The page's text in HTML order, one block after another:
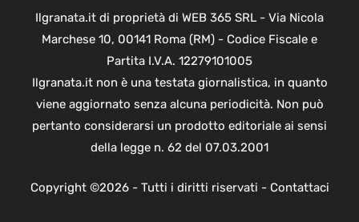
Ilgranata.it di proprietà di WEB 365 SRL - Via Nicola
Marchese 10, 00141 Roma (RM) - Codice Fiscale e
Partita I.V.A. 12279101005
Ilgranata.it non è una testata giornalistica, in quanto
viene aggiornato senza alcuna periodicità. Non può
pertanto considerarsi un prodotto editoriale ai sensi
della legge n. 62 del 07.03.2001
Copyright ©2026 - Tutti i diritti riservati - Contattaci